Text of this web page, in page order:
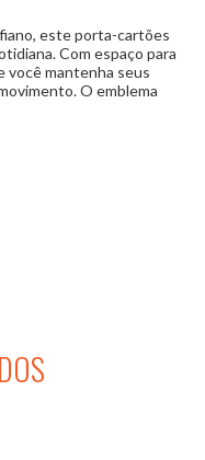
este porta-cartões
Com espaço para
você mantenha seus
O emblema